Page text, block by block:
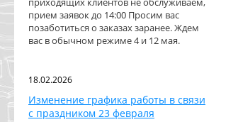
прием заявок до 14:00 Просим вас
позаботиться о заказах заранее. Ждем
вас в обычном режиме 4 и 12 мая.
18.02.2026
Изменение графика работы в связи
с праздником 23 февраля